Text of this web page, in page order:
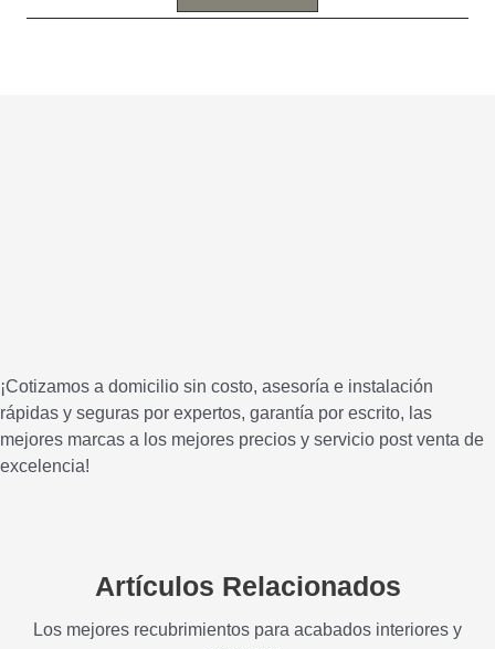
¡Cotizamos a domicilio sin costo, asesoría e instalación
rápidas y seguras por expertos, garantía por escrito, las
mejores marcas a los mejores precios y servicio post venta de
excelencia!
Artículos Relacionados
Los mejores recubrimientos para acabados interiores y